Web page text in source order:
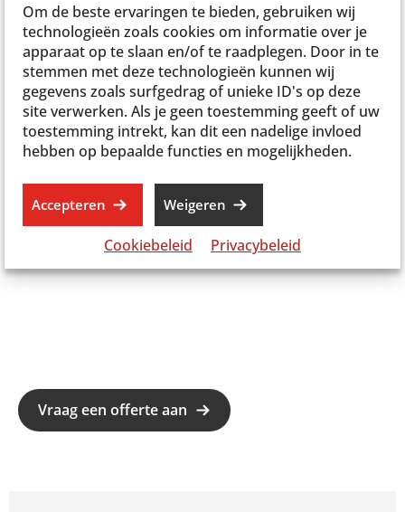
Om de beste ervaringen te bieden, gebruiken wij
technologieën zoals cookies om informatie over je
apparaat op te slaan en/of te raadplegen. Door in te
stemmen met deze technologieën kunnen wij
gegevens zoals surfgedrag of unieke ID's op deze
site verwerken. Als je geen toestemming geeft of uw
toestemming intrekt, kan dit een nadelige invloed
hebben op bepaalde functies en mogelijkheden.
Accepteren Weigeren
Cookiebeleid Privacybeleid
Vraag een offerte aan